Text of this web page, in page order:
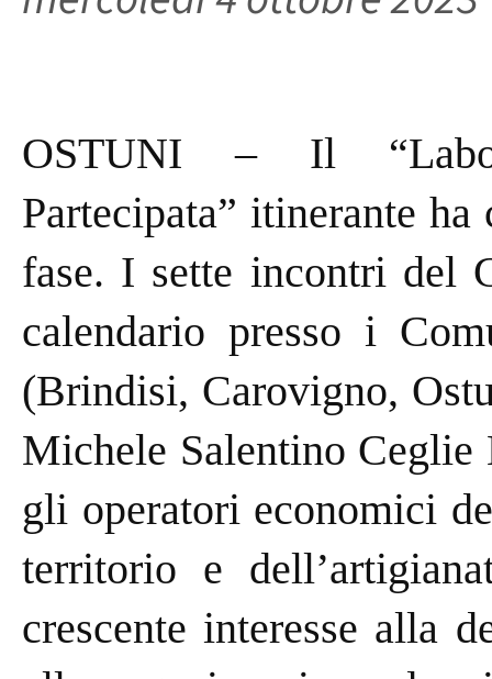
OSTUNI – Il
Partecipata” itinerante
fase. I sette incontri del
calendario presso i
(Brindisi, Carovigno,
Michele Salentino
gli operatori economici
territorio e
crescente interesse alla